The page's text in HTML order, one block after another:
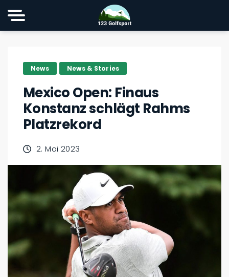
News News & Stories
Mexico Open: Finaus
Konstanz schlägt Rahms
Platzrekord
2. Mai 2023